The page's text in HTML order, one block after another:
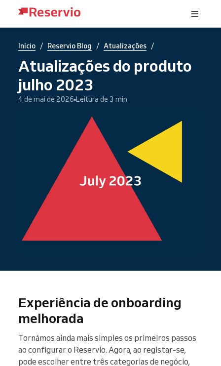
Início / Reservio Blog / Atualizações /
Atualizações do produto
julho 2023
4 de mai de 2026 Leitura de 3 min
Experiência de onboarding
melhorada
Tornámos ainda mais simples os primeiros passos
ao configurar o Reservio. Agora, ao registar-se,
pode escolher entre três categorias de negócio,